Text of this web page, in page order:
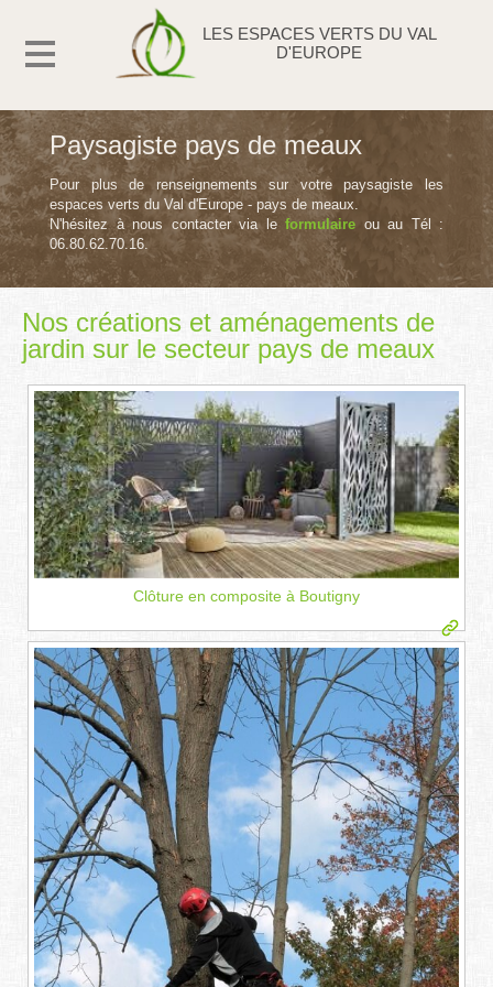
LES ESPACES VERTS DU VAL
D'EUROPE
Paysagiste pays de meaux
Pour plus de renseignements sur votre paysagiste les
espaces verts du Val d'Europe - pays de meaux.
N'hésitez à nous contacter via le formulaire ou au Tél :
06.80.62.70.16.
Nos créations et aménagements de
jardin sur le secteur pays de meaux
Clôture en composite à Boutigny